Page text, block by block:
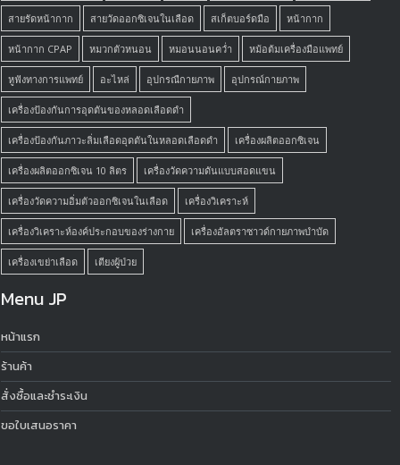
สายรัดหน้ากาก สายวัดออกซิเจนในเลือด สเก็ตบอร์ดมือ หน้ากาก
หน้ากาก CPAP หมวกตัวหนอน หมอนนอนคว่ำ หม้อต้มเครื่องมือแพทย์
หูฟังทางการแพทย์ อะไหล่ อุปกรณืกายภาพ อุปกรณ์กายภาพ
เครื่องป้องกันการอุดตันของหลอดเลือดดำ
เครื่องป้องกันภาวะลิ่มเลือดอุดตันในหลอดเลือดดำ เครื่องผลิตออกซิเจน
เครื่องผลิตออกซิเจน 10 ลิตร เครื่องวัดความดันแบบสอดแขน
เครื่องวัดความอิ่มตัวออกซิเจนในเลือด เครื่องวิเคราะห์
เครื่องวิเคราะห์องค์ประกอบของร่างกาย เครื่องอัลตราซาวด์กายภาพบำบัด
เครื่องเขย่าเลือด เตียงผู้ป่วย
Menu JP
หน้าแรก
ร้านค้า
สั่งซื้อและชำระเงิน
ขอใบเสนอราคา